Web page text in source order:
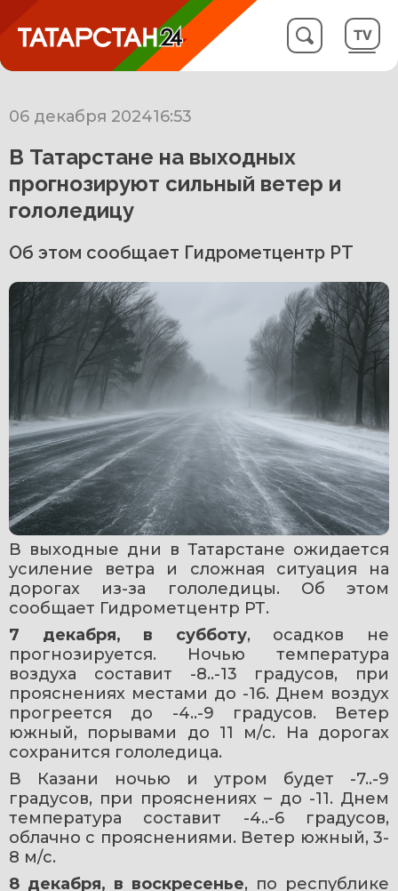
06 декабря 202416:53
В Татарстане на выходных
прогнозируют сильный ветер и
гололедицу
Об этом сообщает Гидрометцентр РТ
В выходные дни в Татарстане ожидается
усиление ветра и сложная ситуация на
дорогах из-за гололедицы. Об этом
сообщает Гидрометцентр РТ.
7 декабря, в субботу, осадков не
прогнозируется. Ночью температура
воздуха составит -8..-13 градусов, при
прояснениях местами до -16. Днем воздух
прогреется до -4..-9 градусов. Ветер
южный, порывами до 11 м/с. На дорогах
сохранится гололедица.
В Казани ночью и утром будет -7..-9
градусов, при прояснениях – до -11. Днем
температура составит -4..-6 градусов,
облачно с прояснениями. Ветер южный, 3-
8 м/с.
8 декабря, в воскресенье, по республике